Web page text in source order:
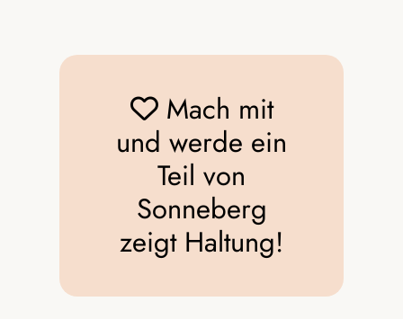
Mach mit
und werde ein
Teil von
Sonneberg
zeigt Haltung!